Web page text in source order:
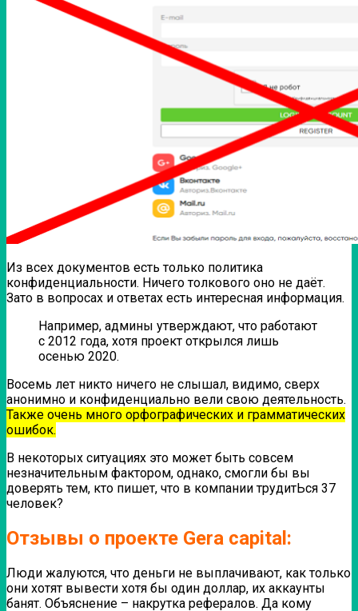
Из всех документов есть только политика
конфиденциальности. Ничего толкового оно не даёт.
Зато в вопросах и ответах есть интересная информация.
Например, админы утверждают, что работают
с 2012 года, хотя проект открылся лишь
осенью 2020.
Восемь лет никто ничего не слышал, видимо, сверх
анонимно и конфиденциально вели свою деятельность.
Также очень много орфографических и грамматических
ошибок.
В некоторых ситуациях это может быть совсем
незначительным фактором, однако, смогли бы вы
доверять тем, кто пишет, что в компании трудитЬся 37
человек?
Отзывы о проекте Gera capital:
Люди жалуются, что деньги не выплачивают, как только
они хотят вывести хотя бы один доллар, их аккаунты
банят. Объяснение – накрутка рефералов. Да кому